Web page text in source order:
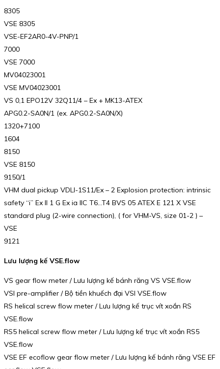
8305
VSE 8305
VSE-EF2AR0-4V-PNP/1
7000
VSE 7000
MV04023001
VSE MV04023001
VS 0,1 EPO12V 32Q11/4 – Ex + MK13-ATEX
APG0.2-SA0N/1 (ex. APG0.2-SA0N/X)
1320+7100
1604
8150
VSE 8150
9150/1
VHM dual pickup VDLI-1S11/Ex – 2 Explosion protection: intrinsic
safety “i” Ex II 1 G Ex ia IIC T6…T4 BVS 05 ATEX E 121 X VSE
standard plug (2-wire connection), ( for VHM-VS, size 01-2 ) –
VSE
9121
Lưu lượng kế VSE.flow
VS gear flow meter / Lưu lượng kế bánh răng VS VSE.flow
VSI pre-amplifier / Bộ tiền khuếch đại VSI VSE.flow
RS helical screw flow meter / Lưu lượng kế trục vít xoắn RS
VSE.flow
RS5 helical screw flow meter / Lưu lượng kế trục vít xoắn RS5
VSE.flow
VSE EF ecoflow gear flow meter / Lưu lượng kế bánh răng VSE EF